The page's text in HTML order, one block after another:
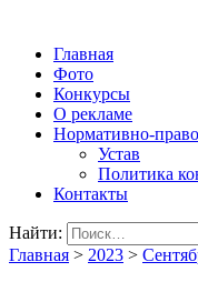
Главная
Фото
Конкурсы
О рекламе
Нормативно-
Устав
Политика
Контакты
Найти:
Главная > 2023 >